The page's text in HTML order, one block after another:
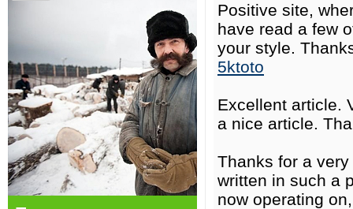
Positive site,
have read a few
your style.
5ktoto
Excellent article.
a nice article.
Thanks for a
written in such a
now operating